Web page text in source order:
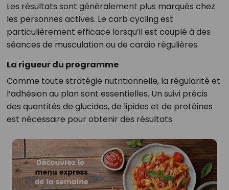
Les résultats sont généralement plus marqués chez
les personnes actives. Le carb cycling est
particulièrement efficace lorsqu’il est couplé à des
séances de musculation ou de cardio régulières.
La rigueur du programme
Comme toute stratégie nutritionnelle, la régularité et
l’adhésion au plan sont essentielles. Un suivi précis
des quantités de glucides, de lipides et de protéines
est nécessaire pour obtenir des résultats.